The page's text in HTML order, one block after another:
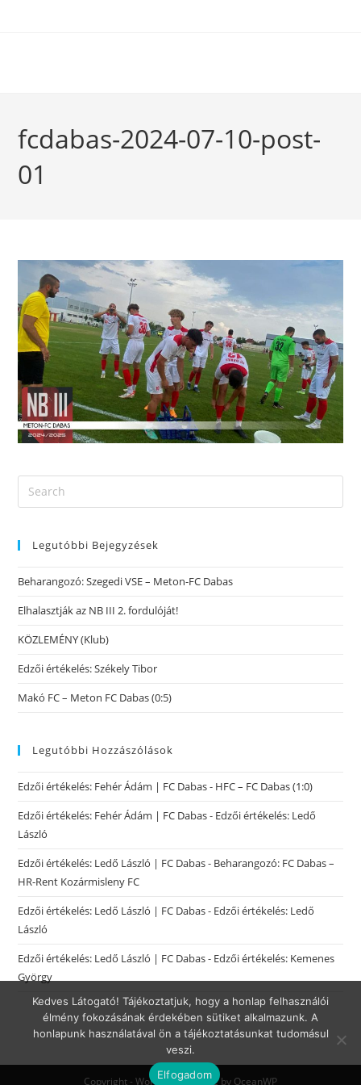
fcdabas-2024-07-10-post-
01
Legutóbbi Bejegyzések
Beharangozó: Szegedi VSE – Meton-FC Dabas
Elhalasztják az NB III 2. fordulóját!
KÖZLEMÉNY (Klub)
Edzői értékelés: Székely Tibor
Makó FC – Meton FC Dabas (0:5)
Legutóbbi Hozzászólások
Edzői értékelés: Fehér Ádám | FC Dabas- HFC – FC Dabas (1:0)
Edzői értékelés: Fehér Ádám | FC Dabas- Edzői értékelés: Ledő
László
Edzői értékelés: Ledő László | FC Dabas- Beharangozó: FC Dabas –
HR-Rent Kozármisleny FC
Edzői értékelés: Ledő László | FC Dabas- Edzői értékelés: Ledő
László
Edzői értékelés: Ledő László | FC Dabas- Edzői értékelés: Kemenes
György
Copyright - WordPress Theme by OceanWP
Kedves Látogató! Tájékoztatjuk, hogy a honlap felhasználói
élmény fokozásának érdekében sütiket alkalmazunk. A
honlapunk használatával ön a tájékoztatásunkat tudomásul
veszi.
Elfogadom